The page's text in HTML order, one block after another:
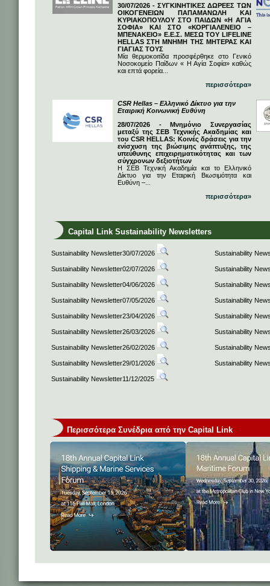
30/07/2026 - ΣΥΓΚΙΝΗΤΙΚΕΣ ΔΩΡΕΕΣ ΤΩΝ
ΟΙΚΟΓΕΝΕΙΩΝ ΠΑΠΑΜΑΝΩΛΗ ΚΑΙ
ΚΥΡΙΑΚΟΠΟΥΛΟΥ ΣΤΟ ΠΑΙΔΩΝ «Η ΑΓΙΑ
ΣΟΦΙΑ» ΚΑΙ ΣΤΟ «ΚΟΡΓΙΑΛΕΝΕΙΟ –
ΜΠΕΝΑΚΕΙΟ» Ε.Ε.Σ. ΜΕΣΩ ΤΟΥ LIFELINE
HELLAS ΣΤΗ ΜΝΗΜΗ ΤΗΣ ΜΗΤΕΡΑΣ ΚΑΙ
ΓΙΑΓΙΑΣ ΤΟΥΣ
Μία θερμοκοιτίδα προσφέρθηκε στο Γενικό
Νοσοκομείο Παίδων « Η Αγία Σοφία» καθώς
και επτά φορεία...
περισσότερα»
CSR Hellas – Ελληνικό Δίκτυο για την
Εταιρική Κοινωνική Ευθύνη
28/07/2026 - Μνημόνιο Συνεργασίας
μεταξύ της ΣΕΒ Τεχνικής Ακαδημίας και
του CSR HELLAS: Κοινές δράσεις για την
ενίσχυση της βιώσιμης ανάπτυξης, της
υπεύθυνης επιχειρηματικότητας και των
σύγχρονων δεξιοτήτων
Η ΣΕΒ Τεχνική Ακαδημία και το Ελληνικό
Δίκτυο για την Εταιρική Βιωσιμότητα και
Ευθύνη –...
περισσότερα»
Capital Link Sustainability Newsletters
Sustainability Newsletter30/07/2026 Sustainability
Sustainability Newsletter02/07/2026 Sustainability
Sustainability Newsletter04/06/2026 Sustainability
Sustainability Newsletter07/05/2026 Sustainability
Sustainability Newsletter23/04/2026 Sustainability
Sustainability Newsletter26/03/2026 Sustainability
Sustainability Newsletter26/02/2026 Sustainability
Sustainability Newsletter29/01/2026 Sustainability
Sustainability Newsletter11/12/2025
Περισσότερα Συνέδρια από την Capital Link